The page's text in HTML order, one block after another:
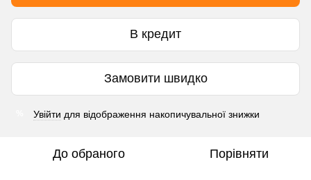
В кредит
Замовити швидко
Увійти для відображення накопичувальної знижки
До обраного Порівняти